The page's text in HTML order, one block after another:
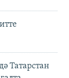
Татарстан